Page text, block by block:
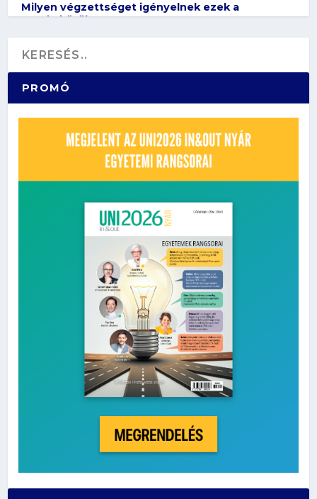
Milyen végzettséget igényelnek ezek a
munkakörök?
PROMÓ